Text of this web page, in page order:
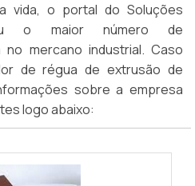
vida, o portal do Soluções
o maior número de
mercano industrial. Caso
de régua de extrusão de
sobre a empresa
logo abaixo: